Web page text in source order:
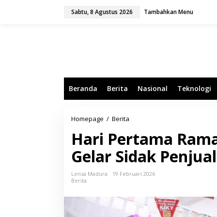
Sabtu, 8 Agustus 2026 Tambahkan Menu
Beranda Berita Nasional Teknologi
Homepage / Berita
r
P
e
r
m
R
Hari Pertama
Gelar Sidak
Lensa Madura
19 Februari 2026
Berita